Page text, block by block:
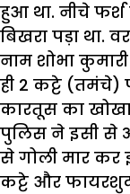
हुआ था. नीचे फर्श
बिखरा पड़ा था.
नाम शोभा
ही 2 कट्टे
कारतूस का खोखा
पुलिस ने इसी से
से गोली मार कर
कट्टे और